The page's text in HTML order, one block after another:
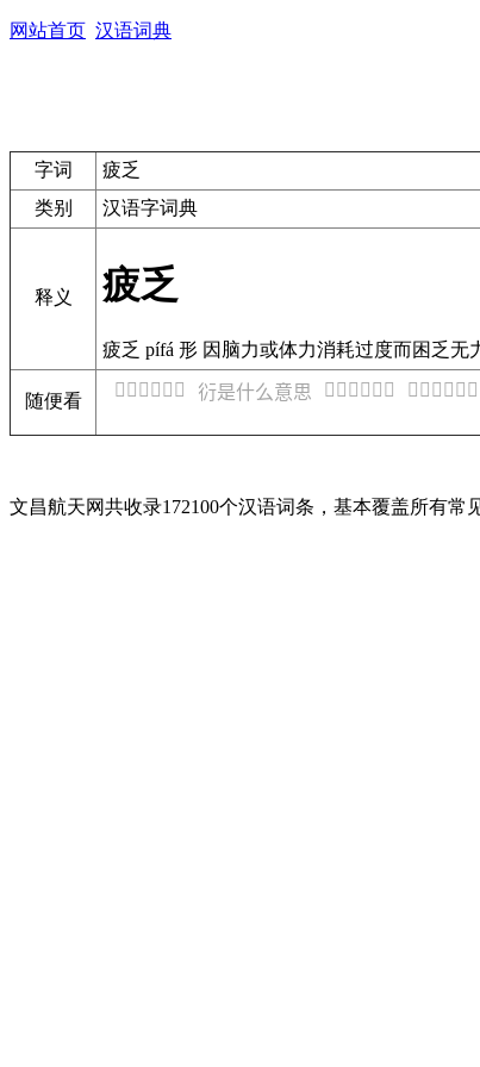
网站首页 汉语词典
字词
疲乏
类别
汉语字词典
释义 疲乏
疲乏 pífá 形 因脑力或体力消耗过度而困乏无
随便看
𧗟是什么意思 𧗠是什么意思 𧗡是什么意思 𧗢是什么意思
文昌航天网共收录172100个汉语词条，基本覆盖所有